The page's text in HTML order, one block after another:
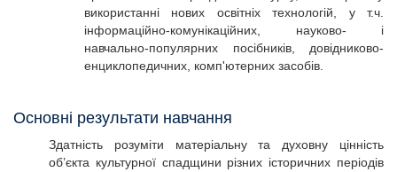
використанні нових освітніх технологій, у т.ч.
інформаційно-комунікаційних, науково- і
навчально-популярних посібників, довідниково-
енциклопедичних, комп'ютерних засобів.
Основні результати навчання
Здатність розуміти матеріальну та духовну цінність
об’єкта культурної спадщини різних історичних періодів